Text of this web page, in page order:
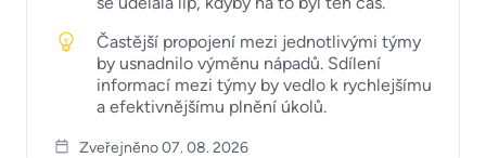
Častější propojení mezi jednotlivými týmy
by usnadnilo výměnu nápadů. Sdílení
informací mezi týmy by vedlo k rychlejšímu
a efektivnějšímu plnění úkolů.
Zveřejněno 07. 08. 2026